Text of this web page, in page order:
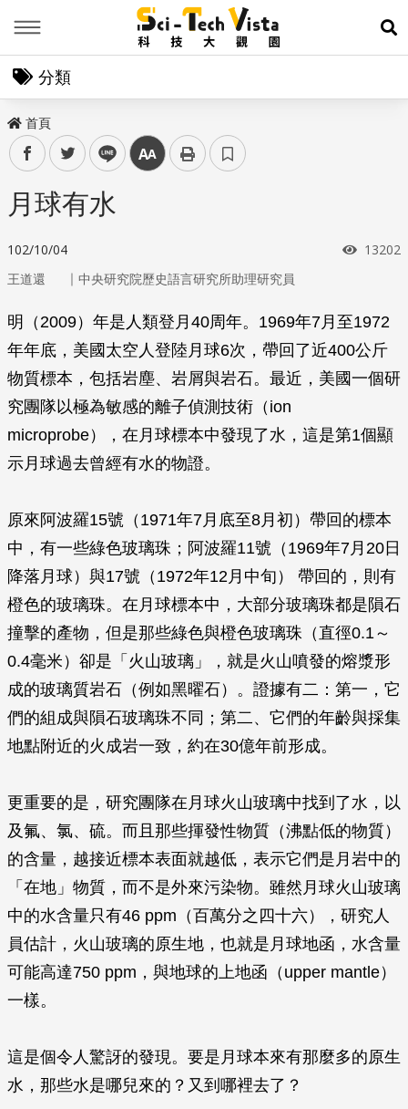
展
分類
首頁
facebooktwitter line 中
月球有水
102/10/04 瀏覽次
13202
王道還 ｜ 中央研究院歷史語言研究所助理研究員
明（2009）年是人類登月40周年。1969年7月至1972
年年底，美國太空人登陸月球6次，帶回了近400公斤
物質標本，包括岩塵、岩屑與岩石。最近，美國一個研
究團隊以極為敏感的離子偵測技術（ion
microprobe），在月球標本中發現了水，這是第1個顯
示月球過去曾經有水的物證。
原來阿波羅15號（1971年7月底至8月初）帶回的標本
中，有一些綠色玻璃珠；阿波羅11號（1969年7月20日
降落月球）與17號（1972年12月中旬） 帶回的，則有
橙色的玻璃珠。在月球標本中，大部分玻璃珠都是隕石
撞擊的產物，但是那些綠色與橙色玻璃珠（直徑0.1～
0.4毫米）卻是「火山玻璃」，就是火山噴發的熔漿形
成的玻璃質岩石（例如黑曜石）。證據有二：第一，它
們的組成與隕石玻璃珠不同；第二、它們的年齡與採集
地點附近的火成岩一致，約在30億年前形成。
更重要的是，研究團隊在月球火山玻璃中找到了水，以
及氟、氯、硫。而且那些揮發性物質（沸點低的物質）
的含量，越接近標本表面就越低，表示它們是月岩中的
「在地」物質，而不是外來污染物。雖然月球火山玻璃
中的水含量只有46 ppm（百萬分之四十六），研究人
員估計，火山玻璃的原生地，也就是月球地函，水含量
可能高達750 ppm，與地球的上地函（upper mantle）
一樣。
這是個令人驚訝的發現。要是月球本來有那麼多的原生
水，那些水是哪兒來的？又到哪裡去了？